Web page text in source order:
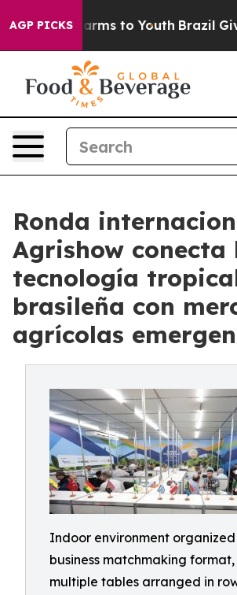
AGP PICKS
Harms to Youth Brazil Gives
Ronda
Agrishow conecta
tecnología
brasileña con
agrícolas
Indoor environment organized
business matchmaking
multiple tables arranged in